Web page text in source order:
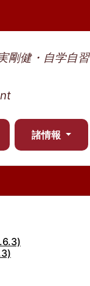
剛健・自学自習
諸情報